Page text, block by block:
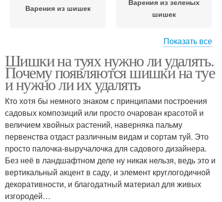
Варения из шишек
Варения из зеленых
шишек
Уход за туей Туи на зиму
Показать все
Шишки на туях нужно ли удалять.
Почему появляются шишки на туе
и нужно ли их удалять
Кто хотя бы немного знаком с принципами построения
садовых композиций или просто очарован красотой и
величием хвойных растений, наверняка пальму
первенства отдаст различным видам и сортам туй. Это
просто палочка-выручалочка для садового дизайнера.
Без неё в ландшафтном деле ну никак нельзя, ведь это и
вертикальный акцент в саду, и элемент круглогодичной
декоративности, и благодатный материал для живых
изгородей…